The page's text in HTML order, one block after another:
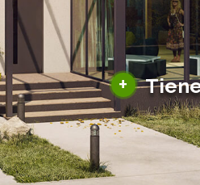
a zastrešenie
pergoly
+
Tienenie
Zasklenie